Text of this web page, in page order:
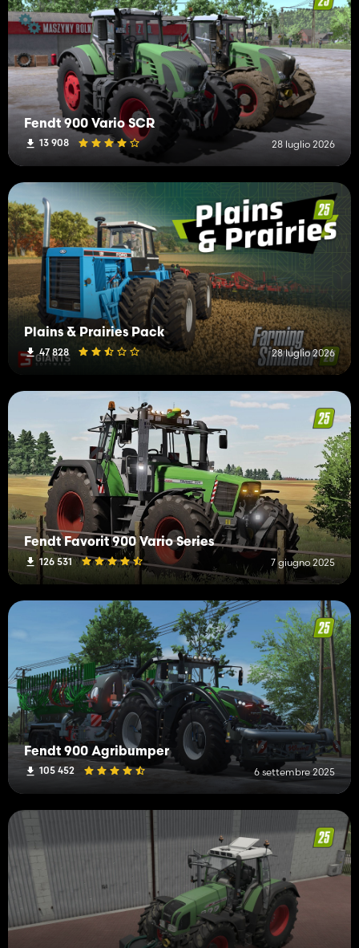
Fendt 900 Vario SCR
13 908 28 luglio 2026
Plains & Prairies Pack
47 828 28 luglio 2026
Fendt Favorit 900 Vario Series
126 531 7 giugno 2025
Fendt 900 Agribumper
105 452 6 settembre 2025